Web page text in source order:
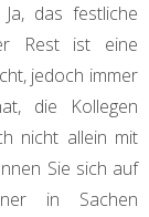
das festliche
Rest ist eine
jedoch immer
die Kollegen
nicht allein mit
Sie sich auf
in Sachen